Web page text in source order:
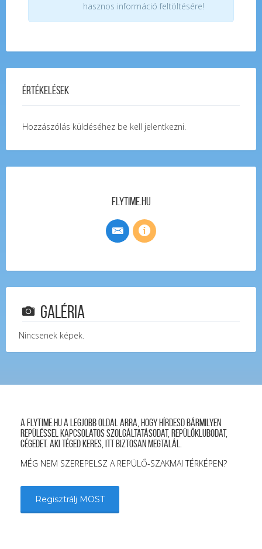
hasznos információ feltöltésére!
Értékelések
Hozzászólás küldéséhez be kell jelentkezni.
FlyTime.hu
Galéria
Nincsenek képek.
A FLYTIME.HU a legjobb oldal arra, hogy hírdesd bármilyen
repüléssel kapcsolatos szolgáltatásodat, repülőklubodat,
cégedet. Aki téged keres, itt biztosan megtalál.
MÉG NEM SZEREPELSZ A REPÜLŐ-SZAKMAI TÉRKÉPEN?
Regisztrálj MOST